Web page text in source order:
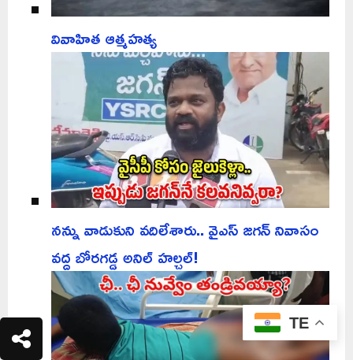
వివాహిత ఆత్మహత్య
నన్ను వాడుకుని వదిలేశారు.. వైఎస్ జగన్ నివాసం
వద్ద బోరగడ్డ అనిల్ హల్చల్!
TE